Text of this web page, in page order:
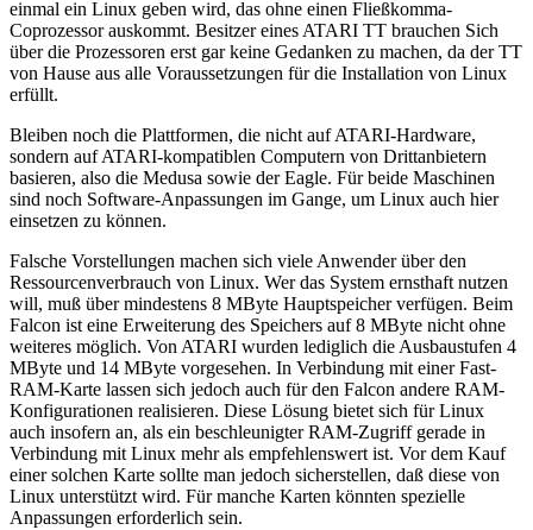
einmal ein Linux geben wird, das ohne einen Fließkomma-
Coprozessor auskommt. Besitzer eines ATARI TT brauchen Sich
über die Prozessoren erst gar keine Gedanken zu machen, da der TT
von Hause aus alle Voraussetzungen für die Installation von Linux
erfüllt.
Bleiben noch die Plattformen, die nicht auf ATARI-Hardware,
sondern auf ATARI-kompatiblen Computern von Drittanbietern
basieren, also die Medusa sowie der Eagle. Für beide Maschinen
sind noch Software-Anpassungen im Gange, um Linux auch hier
einsetzen zu können.
Falsche Vorstellungen machen sich viele Anwender über den
Ressourcenverbrauch von Linux. Wer das System ernsthaft nutzen
will, muß über mindestens 8 MByte Hauptspeicher verfügen. Beim
Falcon ist eine Erweiterung des Speichers auf 8 MByte nicht ohne
weiteres möglich. Von ATARI wurden lediglich die Ausbaustufen 4
MByte und 14 MByte vorgesehen. In Verbindung mit einer Fast-
RAM-Karte lassen sich jedoch auch für den Falcon andere RAM-
Konfigurationen realisieren. Diese Lösung bietet sich für Linux
auch insofern an, als ein beschleunigter RAM-Zugriff gerade in
Verbindung mit Linux mehr als empfehlenswert ist. Vor dem Kauf
einer solchen Karte sollte man jedoch sicherstellen, daß diese von
Linux unterstützt wird. Für manche Karten könnten spezielle
Anpassungen erforderlich sein.